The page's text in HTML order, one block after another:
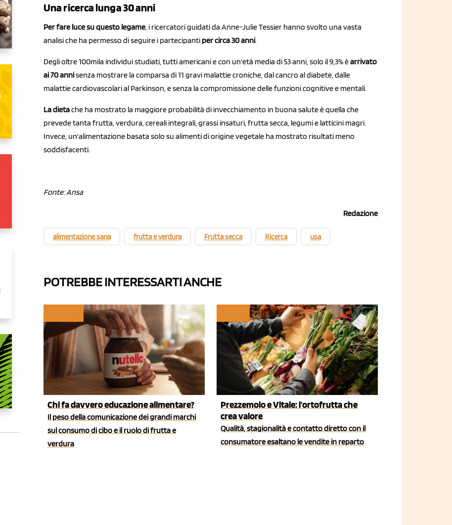
Una ricerca lunga 30 anni
Per fare luce su questo legame, i ricercatori guidati da Anne-Julie Tessier hanno svolto una vasta
analisi che ha permesso di seguire i partecipanti per circa 30 anni.
Degli oltre 100mila individui studiati, tutti americani e con un'età media di 53 anni, solo il 9,3% èarrivato
ai 70 annisenza mostrare la comparsa di 11 gravi malattie croniche, dal cancro al diabete, dalle
malattie cardiovascolari al Parkinson, e senza la compromissione delle funzioni cognitive e mentali.
La dietache ha mostrato la maggiore probabilità di invecchiamento in buona salute è quella che
prevede tanta frutta, verdura, cereali integrali, grassi insaturi, frutta secca, legumi e latticini magri.
Invece, un'alimentazione basata solo su alimenti di origine vegetale ha mostrato risultati meno
soddisfacenti.
Fonte: Ansa
Redazione
alimentazione sana frutta e verdura Frutta secca Ricerca usa
POTREBBE INTERESSARTI ANCHE
Chi fa davvero educazione alimentare?
Il peso della comunicazione dei grandi marchi
sul consumo di cibo e il ruolo di frutta e
verdura
Prezzemolo e Vitale: l'ortofrutta che
crea valore
Qualità, stagionalità e contatto diretto con il
consumatore esaltano le vendite in reparto